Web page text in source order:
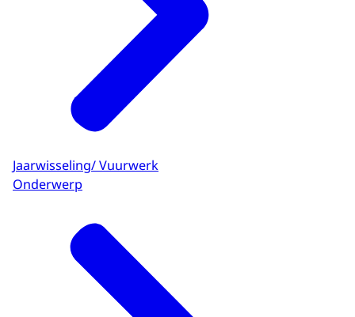
Jaarwisseling/ Vuurwerk
Onderwerp